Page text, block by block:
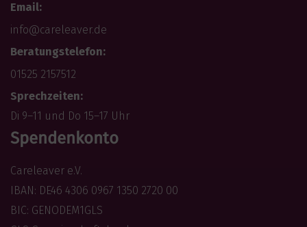
Email:
info@careleaver.de
Beratungstelefon:
01525 2157512
Sprechzeiten:
Di 9–11 und Do 15–17 Uhr
Spendenkonto
Careleaver e.V.
IBAN: DE46 4306 0967 1350 2720 00
BIC: GENODEM1GLS